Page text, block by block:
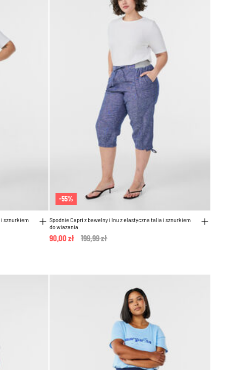
i sznurkiem
-55%
Spodnie Capri z bawelny i lnu z elastyczna talia i sznurkiem
do wiazania
Price reduced from
199,99 zł
90,00 zł